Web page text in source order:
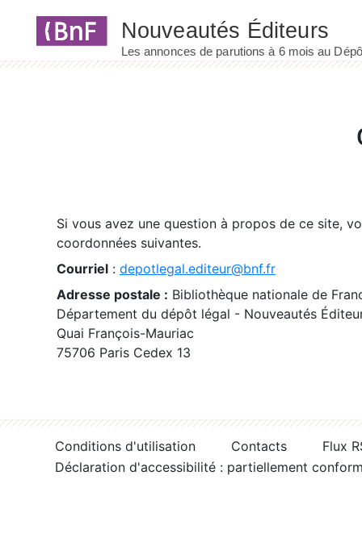
Si vous avez une question à propos de ce site,
coordonnées suivantes.
Courriel : depotlegal.editeur@bnf.fr
Adresse postale : Bibliothèque nationale de
Département du dépôt légal - Nouveautés
Quai François-Mauriac
75706 Paris Cedex 13
Conditions d'utilisation Contacts
Flux
Déclaration d'accessibilité : partiellement